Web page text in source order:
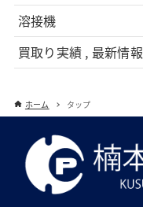
溶接機
買取り実績 , 最新情報
ホーム タップ